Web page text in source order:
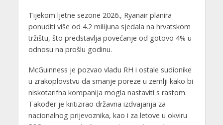
Tijekom ljetne sezone 2026., Ryanair planira
ponuditi više od 4.2 milijuna sjedala na hrvatskom
tržištu, što predstavlja povećanje od gotovo 4% u
odnosu na prošlu godinu.
McGuinness je pozvao vladu RH i ostale sudionike
u zrakoplovstvu da smanje poreze u zemlji kako bi
niskotarifna kompanija mogla nastaviti s rastom.
Također je kritizirao državna izdvajanja za
nacionalnog prijevoznika, kao i za letove u okviru